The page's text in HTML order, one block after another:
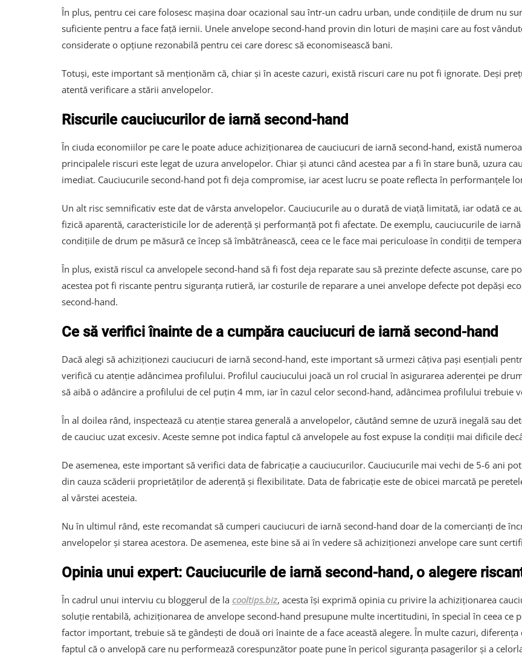
În plus, pentru cei care folosesc mașina doar ocazional sau într-un cadru urban, unde condițiile de drum nu
suficiente pentru a face față iernii. Unele anvelope second-hand provin din loturi de mașini care au fost
considerate o opțiune rezonabilă pentru cei care doresc să economisească bani.
Totuși, este important să menționăm că, chiar și în aceste cazuri, există riscuri care nu pot fi ignorate. Deși
atentă verificare a stării anvelopelor.
Riscurile cauciucurilor de iarnă second-hand
În ciuda economiilor pe care le poate aduce achiziționarea de cauciucuri de iarnă second-hand, există
principalele riscuri este legat de uzura anvelopelor. Chiar și atunci când acestea par a fi în stare bună, uzura
imediat. Cauciucurile second-hand pot fi deja compromise, iar acest lucru se poate reflecta în performanțele
Un alt risc semnificativ este dat de vârsta anvelopelor. Cauciucurile au o durată de viață limitată, iar odată ce
fizică aparentă, caracteristicile lor de aderență și performanță pot fi afectate. De exemplu, cauciucurile de
condițiile de drum pe măsură ce încep să îmbătrânească, ceea ce le face mai periculoase în condiții de
În plus, există riscul ca anvelopele second-hand să fi fost deja reparate sau să prezinte defecte ascunse,
acestea pot fi riscante pentru siguranța rutieră, iar costurile de reparare a unei anvelope defecte pot depăși
second-hand.
Ce să verifici înainte de a cumpăra cauciucuri de iarnă second-hand
Dacă alegi să achiziționezi cauciucuri de iarnă second-hand, este important să urmezi câțiva pași esențiali
verifică cu atenție adâncimea profilului. Profilul cauciucului joacă un rol crucial în asigurarea aderenței pe
să aibă o adâncire a profilului de cel puțin 4 mm, iar în cazul celor second-hand, adâncimea profilului trebuie
În al doilea rând, inspectează cu atenție starea generală a anvelopelor, căutând semne de uzură inegală sau
de cauciuc uzat excesiv. Aceste semne pot indica faptul că anvelopele au fost expuse la condiții mai dificile
De asemenea, este important să verifici data de fabricație a cauciucurilor. Cauciucurile mai vechi de 5-6 ani
din cauza scăderii proprietăților de aderență și flexibilitate. Data de fabricație este de obicei marcată pe
al vârstei acesteia.
Nu în ultimul rând, este recomandat să cumperi cauciucuri de iarnă second-hand doar de la comercianți de
anvelopelor și starea acestora. De asemenea, este bine să ai în vedere să achiziționezi anvelope care sunt
Opinia unui expert: Cauciucurile de iarnă second-hand, o alegere
În cadrul unui interviu cu bloggerul de la cooltips.biz, acesta își exprimă opinia cu privire la achiziționarea
soluție rentabilă, achiziționarea de anvelope second-hand presupune multe incertitudini, în special în ceea ce
factor important, trebuie să te gândești de două ori înainte de a face această alegere. În multe cazuri,
faptul că o anvelopă care nu performează corespunzător poate pune în pericol siguranța pasagerilor și a